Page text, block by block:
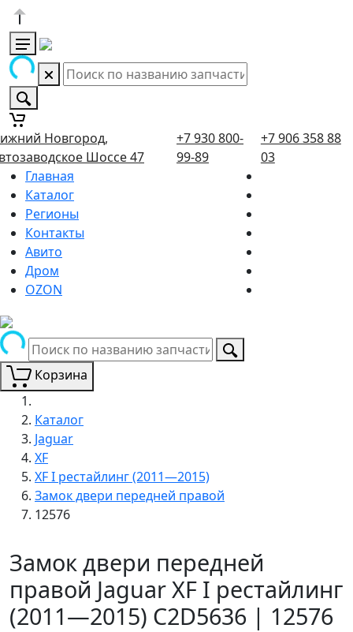
Новгород,
Шоссе 47
+7 930 800-
99-89
+7 906 358 88
03
Главная
Каталог
Регионы
Контакты
Авито
Дром
OZON
Корзина
Каталог
Jaguar
XF
XF I рестайлинг (2011—2015)
Замок двери передней правой
12576
Замок двери передней
правой Jaguar XF I рестайлинг
(2011—2015) C2D5636 | 12576